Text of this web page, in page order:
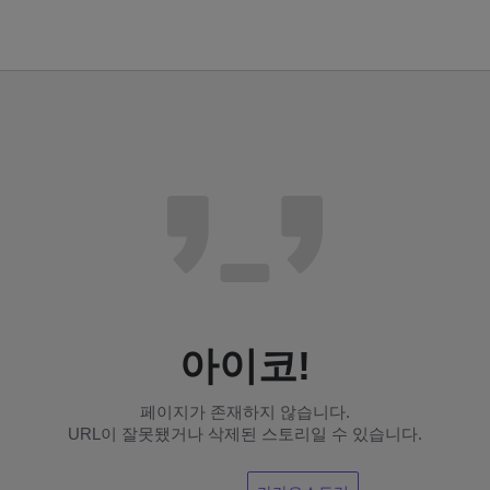
아이코!
페이지가 존재하지 않습니다.
URL이 잘못됐거나 삭제된 스토리일 수 있습니다.